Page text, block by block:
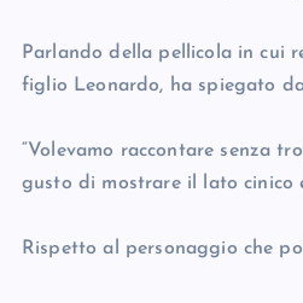
Parlando della pellicola in cui
figlio Leonardo, ha spiegato
“Volevamo raccontare senza
gusto di mostrare il lato cinico
Rispetto al personaggio che